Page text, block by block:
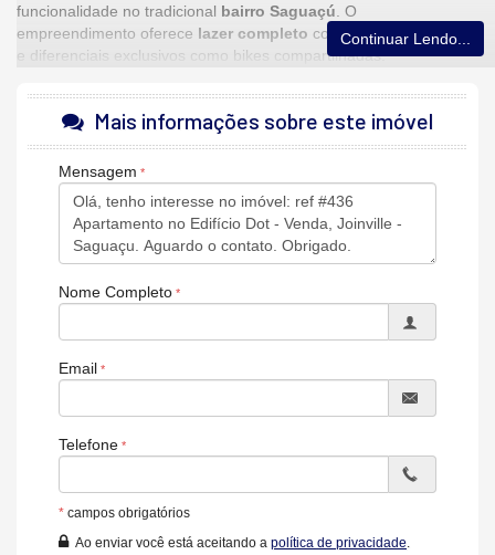
funcionalidade no tradicional bairro Saguaçú. O
empreendimento oferece lazer completo com piscina, academia
e diferenciais exclusivos como bikes compartilhadas.
e as melhores condições para este projeto único.
📲Falar com a equipe Manhães Imóveis pelo WhatsApp
Imagens meramente ilustrativas. Os valores e a disponibilidade
das unidades do Edifício Dot estão sujeitos a alterações sem
aviso prévio.
Área de Serviço
Sacada com Churrasqueira
Cozinha
Banheiro Social
Suíte Standard
Churrasqueira
Infra para Ar Split
Andar Alto
Continuar Lendo...
Mais informações sobre este imóvel
Mensagem
Nome Completo
Email
Telefone
* campos obrigatórios
Ao enviar você está aceitando a política de privacidade